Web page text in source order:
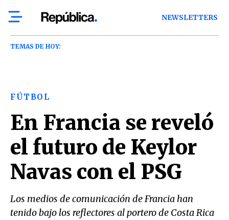
NEWSLETTERS
TEMAS DE HOY:
FÚTBOL
En Francia se reveló
el futuro de Keylor
Navas con el PSG
Los medios de comunicación de Francia han
tenido bajo los reflectores al portero de Costa Rica